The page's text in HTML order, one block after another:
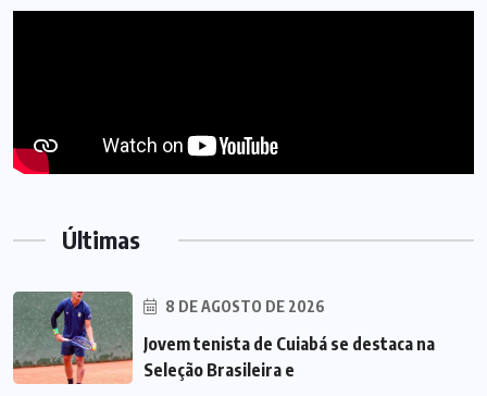
Últimas
8 DE AGOSTO DE 2026
Jovem tenista de Cuiabá se destaca na
Seleção Brasileira e